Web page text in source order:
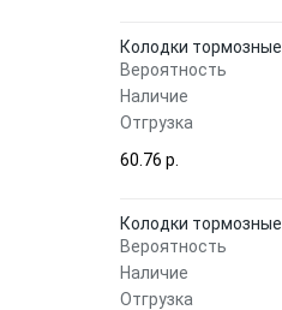
Колодки тормозные
Вероятность
Наличие
Отгрузка
60.76 p.
Колодки тормозные
Вероятность
Наличие
Отгрузка